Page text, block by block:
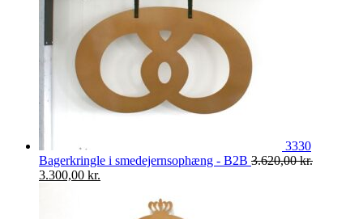
3330
Bagerkringle i smedejernsophæng - B2B 3.620,00kr.
Den
3.300,00 kr.